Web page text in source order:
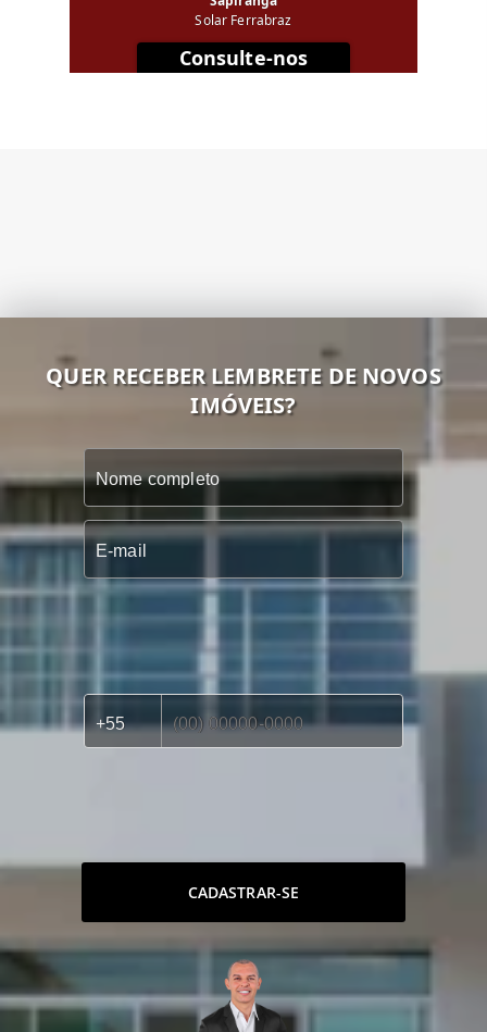
Solar Ferrabraz
Consulte-nos
QUER RECEBER LEMBRETE DE NOVOS
IMÓVEIS?
CADASTRAR-SE